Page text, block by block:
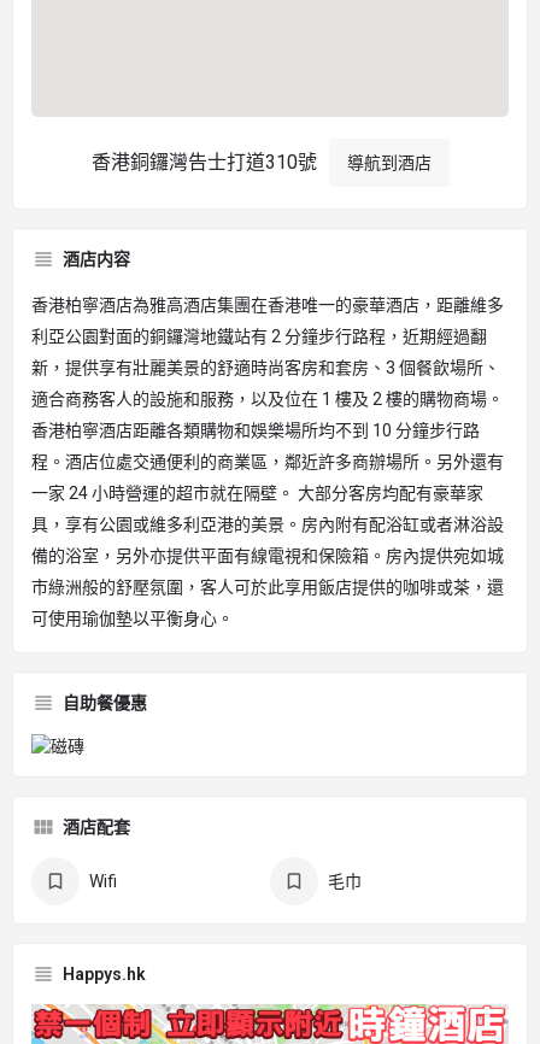
香港銅鑼灣告士打道310號 導航到酒店
酒店内容
香港柏寧酒店為雅高酒店集團在香港唯一的豪華酒店，距離維多
利亞公園對面的銅鑼灣地鐵站有 2 分鐘步行路程，近期經過翻
新，提供享有壯麗美景的舒適時尚客房和套房、3 個餐飲場所、
適合商務客人的設施和服務，以及位在 1 樓及 2 樓的購物商場。
香港柏寧酒店距離各類購物和娛樂場所均不到 10 分鐘步行路
程。酒店位處交通便利的商業區，鄰近許多商辦場所。另外還有
一家 24 小時營運的超市就在隔壁。 大部分客房均配有豪華家
具，享有公園或維多利亞港的美景。房內附有配浴缸或者淋浴設
備的浴室，另外亦提供平面有線電視和保險箱。房內提供宛如城
市綠洲般的舒壓氛圍，客人可於此享用飯店提供的咖啡或茶，還
可使用瑜伽墊以平衡身心。
自助餐優惠
酒店配套
Wifi 毛巾
Happys.hk